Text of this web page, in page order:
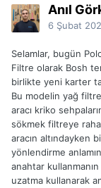
Anıl
6 Şubat
Selamlar, bugün
Filtre olarak Bosh
birlikte yeni karter
Bu modelin yağ
aracı kriko
sökmek filtreye
aracın altındayken
yönlendirme
anahtar
uzatma kullanarak